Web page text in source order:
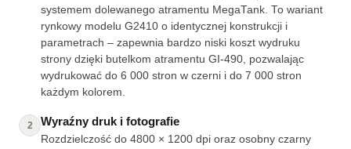
systemem dolewanego atramentu MegaTank. To wariant
rynkowy modelu G2410 o identycznej konstrukcji i
parametrach – zapewnia bardzo niski koszt wydruku
strony dzięki butelkom atramentu GI-490, pozwalając
wydrukować do 6 000 stron w czerni i do 7 000 stron
każdym kolorem.
2 Wyraźny druk i fotografie
Rozdzielczość do 4800 × 1200 dpi oraz osobny czarny